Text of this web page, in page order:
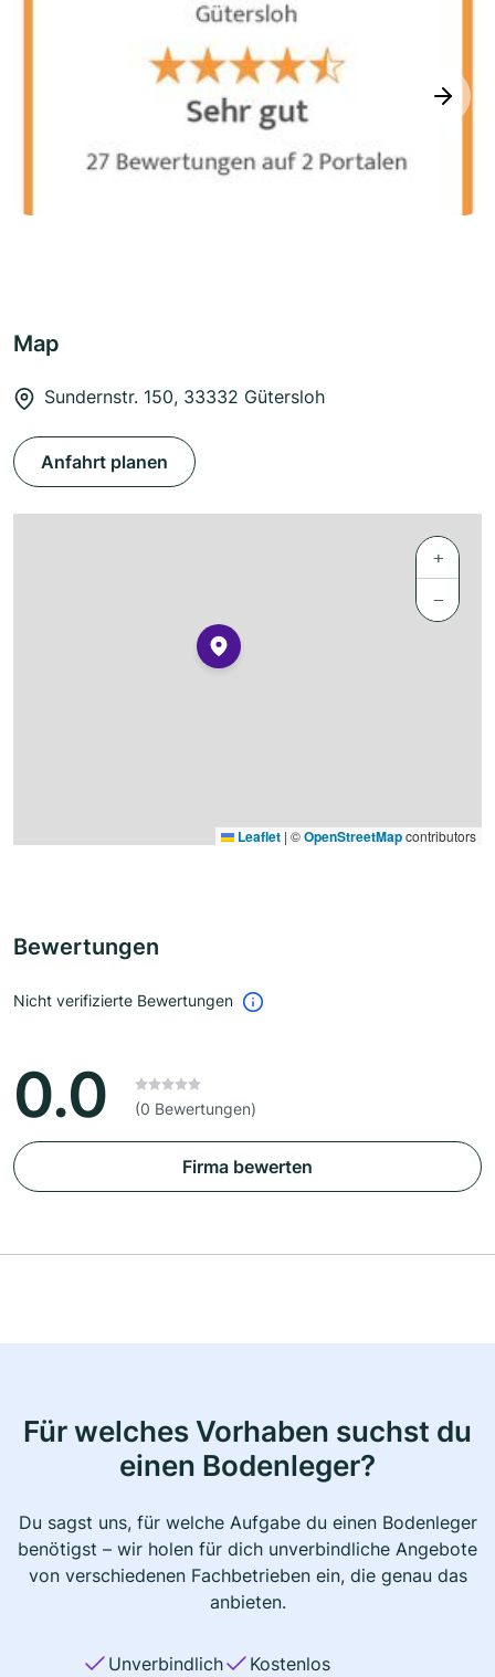
next
Map
Sundernstr. 150, 33332 Gütersloh
Anfahrt planen
+
−
Leaflet | ©OpenStreetMapcontributors
Bewertungen
Nicht verifizierte Bewertungen
0.0 (0 Bewertungen)
Firma bewerten
Für welches Vorhaben suchst du
einen Bodenleger?
Du sagst uns, für welche Aufgabe du einen Bodenleger
benötigst – wir holen für dich unverbindliche Angebote
von verschiedenen Fachbetrieben ein, die genau das
anbieten.
Unverbindlich Kostenlos